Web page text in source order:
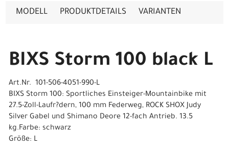
MODELL PRODUKTDETAILS VARIANTEN
BIXS Storm 100 black L
Art.Nr. 101-506-4051-990-L
BIXS Storm 100: Sportliches Einsteiger-Mountainbike mit
27.5-Zoll-Laufr?dern, 100 mm Federweg, ROCK SHOX Judy
Silver Gabel und Shimano Deore 12-fach Antrieb. 13.5
kg.Farbe: schwarz
Größe: L